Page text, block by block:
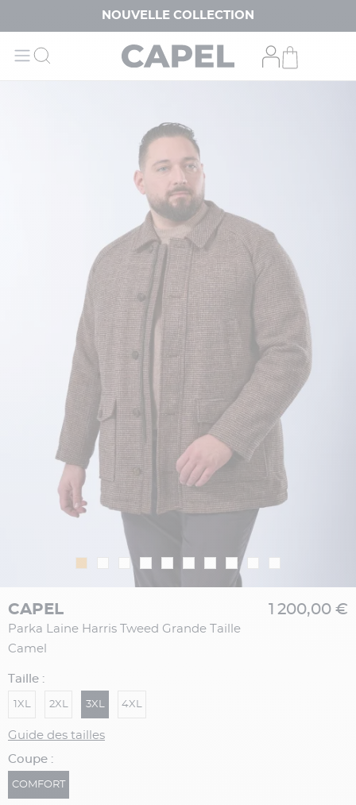
NOUVELLE COLLECTION
CAPEL
Parka Laine Harris Tweed Grande Taille
Camel
1 200,00 €
Taille :
1XL 2XL 3XL 4XL
Guide des tailles
Coupe :
COMFORT